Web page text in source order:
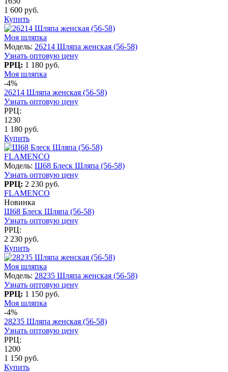
1 600 руб.
Купить
Моя шляпка
Модель: 26214 Шляпа женская (56-58)
Узнать оптовую цену
РРЦ: 1 180 руб.
Моя шляпка
-4%
26214 Шляпа женская (56-58)
Узнать оптовую цену
РРЦ:
1230
1 180 руб.
Купить
FLAMENCO
Модель: Ш68 Блеск Шляпа (56-58)
Узнать оптовую цену
РРЦ: 2 230 руб.
FLAMENCO
Новинка
Ш68 Блеск Шляпа (56-58)
Узнать оптовую цену
РРЦ:
2 230 руб.
Купить
Моя шляпка
Модель: 28235 Шляпа женская (56-58)
Узнать оптовую цену
РРЦ: 1 150 руб.
Моя шляпка
-4%
28235 Шляпа женская (56-58)
Узнать оптовую цену
РРЦ:
1200
1 150 руб.
Купить